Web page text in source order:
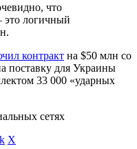
что
логичный
контракт на $50 млн со
поставку для Украины
33 000 «ударных
сетях
X